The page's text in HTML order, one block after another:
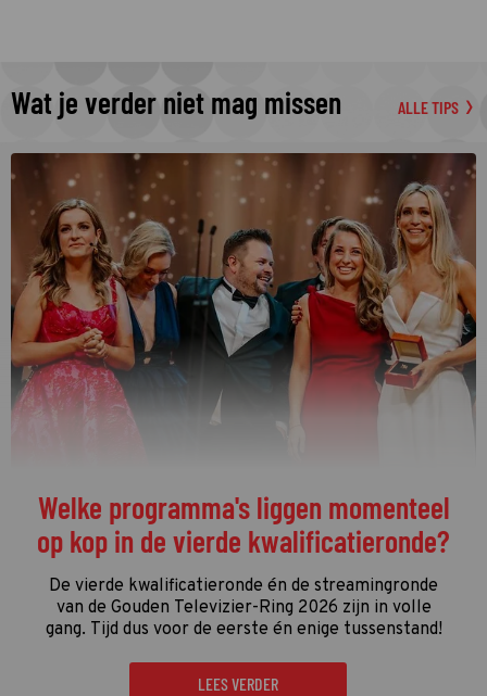
Wat je verder niet mag missen ALLE TIPS
Welke programma's liggen momenteel
op kop in de vierde kwalificatieronde?
De vierde kwalificatieronde én de streamingronde
van de Gouden Televizier-Ring 2026 zijn in volle
gang. Tijd dus voor de eerste én enige tussenstand!
LEES VERDER